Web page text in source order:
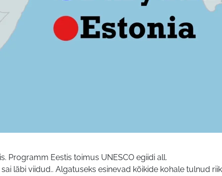
Eestis toimus UNESCO egiidi all.
viidud.. Algatuseks esinevad kõikide kohale